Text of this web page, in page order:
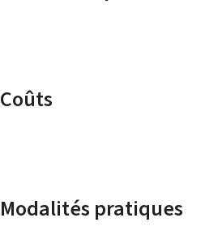
Coûts
Modalités pratiques